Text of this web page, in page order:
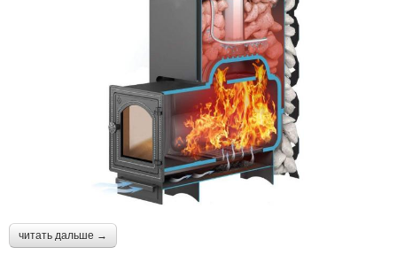
читать дальше →